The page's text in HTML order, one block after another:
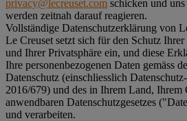
privacy@lecreuset.com schicken und
werden zeitnah darauf reagieren.
Vollständige Datenschutzerklärung von
Le Creuset setzt sich für den Schutz
und Ihrer Privatsphäre ein, und diese
Ihre personenbezogenen Daten gemäss
Datenschutz (einschliesslich
2016/679) und des in Ihrem Land, Ihrem
anwendbaren Datenschutzgesetzes ("
und verarbeiten.